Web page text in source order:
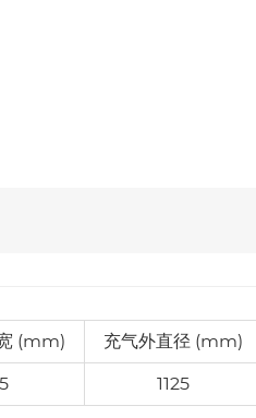
(mm) 充气外直径 (mm)
1125